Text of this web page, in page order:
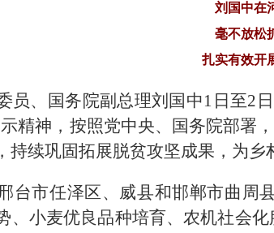
刘国中在
毫不放松
扎实有效开
员、国务院副总理刘国中1日至2
精神，按照党中央、国务院部署
持续巩固拓展脱贫攻坚成果，为乡
台市任泽区、威县和邯郸市曲周
、小麦优良品种培育、农机社会